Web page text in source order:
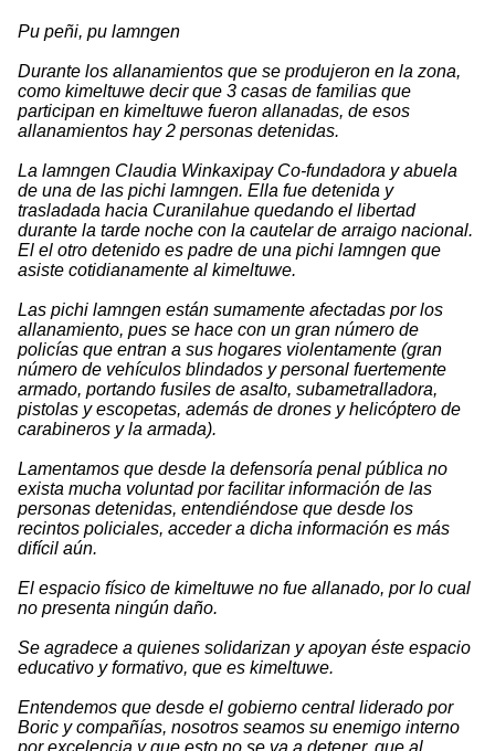
Pu peñi, pu lamngen
Durante los allanamientos que se produjeron en la zona,
como kimeltuwe decir que 3 casas de familias que
participan en kimeltuwe fueron allanadas, de esos
allanamientos hay 2 personas detenidas.
La lamngen Claudia Winkaxipay Co-fundadora y abuela
de una de las pichi lamngen. Ella fue detenida y
trasladada hacia Curanilahue quedando el libertad
durante la tarde noche con la cautelar de arraigo nacional.
El el otro detenido es padre de una pichi lamngen que
asiste cotidianamente al kimeltuwe.
Las pichi lamngen están sumamente afectadas por los
allanamiento, pues se hace con un gran número de
policías que entran a sus hogares violentamente (gran
número de vehículos blindados y personal fuertemente
armado, portando fusiles de asalto, subametralladora,
pistolas y escopetas, además de drones y helicóptero de
carabineros y la armada).
Lamentamos que desde la defensoría penal pública no
exista mucha voluntad por facilitar información de las
personas detenidas, entendiéndose que desde los
recintos policiales, acceder a dicha información es más
difícil aún.
El espacio físico de kimeltuwe no fue allanado, por lo cual
no presenta ningún daño.
Se agradece a quienes solidarizan y apoyan éste espacio
educativo y formativo, que es kimeltuwe.
Entendemos que desde el gobierno central liderado por
Boric y compañías, nosotros seamos su enemigo interno